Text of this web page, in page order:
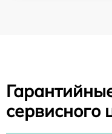
сервисного